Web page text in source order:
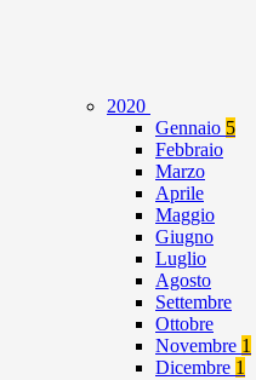
2020
Gennaio 5
Febbraio
Marzo
Aprile
Maggio
Giugno
Luglio
Agosto
Settembre
Ottobre
Novembre 1
Dicembre 1